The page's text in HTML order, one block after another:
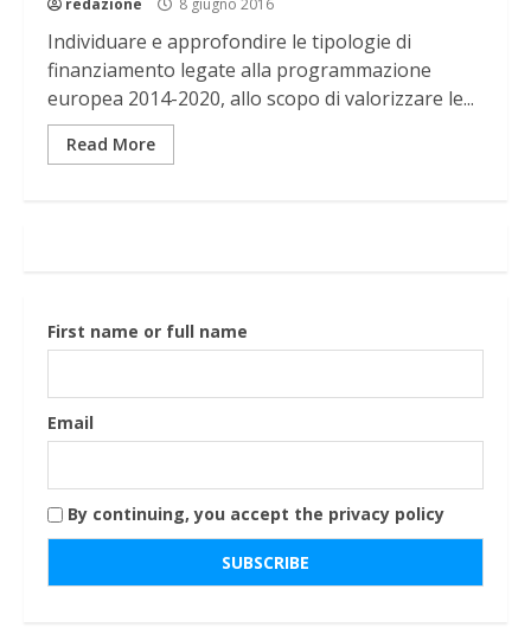
redazione 8 giugno 2016
Individuare e approfondire le tipologie di
finanziamento legate alla programmazione
europea 2014-2020, allo scopo di valorizzare le...
Read More
First name or full name
Email
By continuing, you accept the privacy policy